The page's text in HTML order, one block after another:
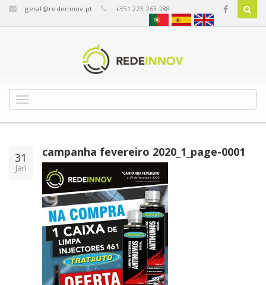
:geral@redeinnov.pt : +351 223 263 288
o
g
l
e
n
a
i
g
a
t
i
o
n
31
Jan
campanha fevereiro 2020_1_page-0001